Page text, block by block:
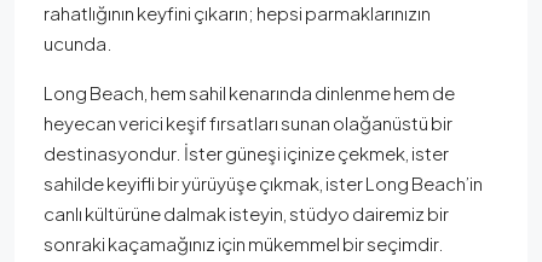
rahatlığının keyfini çıkarın; hepsi parmaklarınızın
ucunda.
Long Beach, hem sahil kenarında dinlenme hem de
heyecan verici keşif fırsatları sunan olağanüstü bir
destinasyondur. İster güneşi içinize çekmek, ister
sahilde keyifli bir yürüyüşe çıkmak, ister Long Beach’in
canlı kültürüne dalmak isteyin, stüdyo dairemiz bir
sonraki kaçamağınız için mükemmel bir seçimdir.